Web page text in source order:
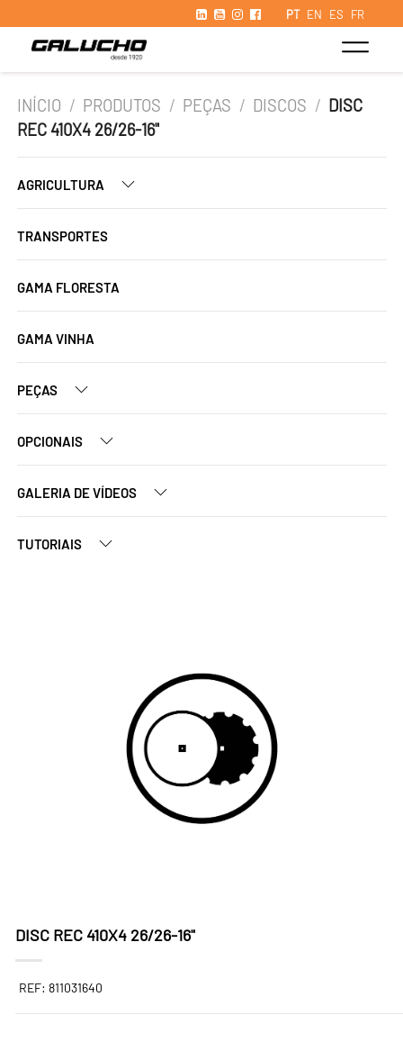
PT EN ES FR
INÍCIO / PRODUTOS / PEÇAS / DISCOS / DISC
REC 410X4 26/26-16"
AGRICULTURA
TRANSPORTES
GAMA FLORESTA
GAMA VINHA
PEÇAS
OPCIONAIS
GALERIA DE VÍDEOS
TUTORIAIS
DISC REC 410X4 26/26-16"
REF: 811031640